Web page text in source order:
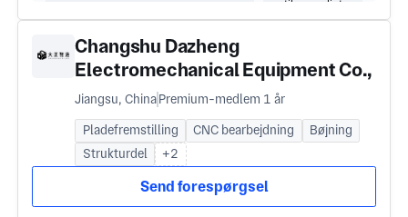
Changshu Dazheng
Electromechanical Equipment Co.,
Ltd
Jiangsu, ChinaPremium-medlem 1 år
Pladefremstilling CNC bearbejdning
Bøjning
Strukturdel
+2
Send forespørgsel